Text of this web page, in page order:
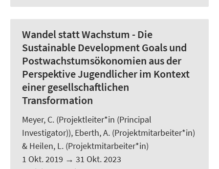
Wandel statt Wachstum - Die
Sustainable Development Goals und
Postwachstumsökonomien aus der
Perspektive Jugendlicher im Kontext
einer gesellschaftlichen
Transformation
Meyer, C. (Projektleiter*in (Principal
Investigator)), Eberth, A. (Projektmitarbeiter*in)
& Heilen, L. (Projektmitarbeiter*in)
1 Okt. 2019 → 31 Okt. 2023